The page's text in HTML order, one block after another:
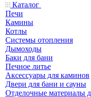
Каталог
Печи
Камины
Котлы
Системы отопления
Дымоходы
Баки для бани
Печное литье
Аксессуары для каминов
Двери для бани и сауны
Отделочные материалы